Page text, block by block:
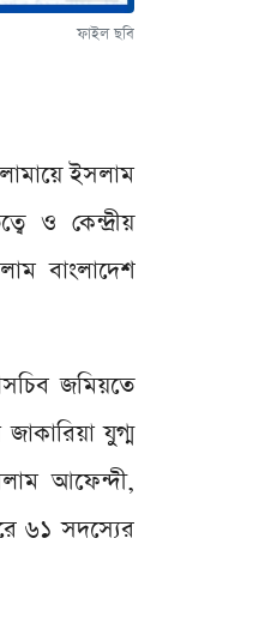
ফাইল ছবি
ইসলাম
ও কেন্দ্রীয়
বাংলাদেশ
জমিয়তে
যুগ্ম
আফেন্দী,
৬১ সদস্যের